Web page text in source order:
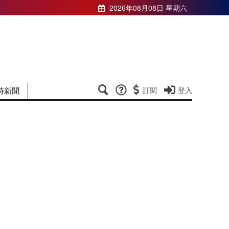
2026年08月08日 星期六
新聞 訂閱 登入